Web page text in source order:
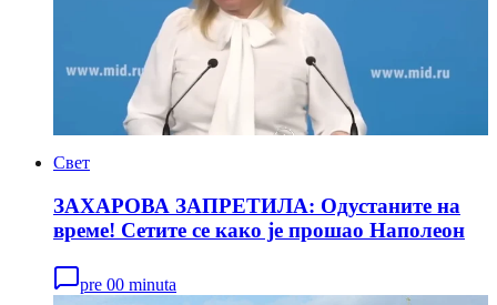
Свет
ЗАХАРОВА ЗАПРЕТИЛА: Одустаните на
време! Сетите се како је прошао Наполеон
pre 00 minuta